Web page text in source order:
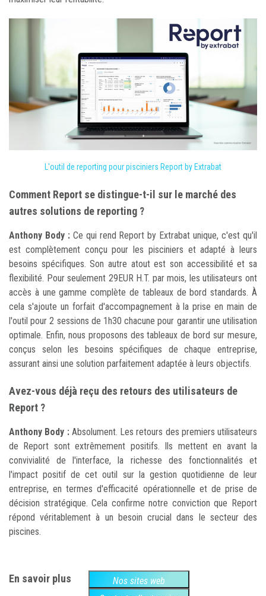
L'outil de reporting pour pisciniers Report by Extrabat
Comment Report se distingue-t-il sur le marché des
autres solutions de reporting ?
Anthony Body :Ce qui rend Report by Extrabat unique, c'est qu'il
est complètement conçu pour les pisciniers et adapté à leurs
besoins spécifiques. Son autre atout est son accessibilité et sa
flexibilité. Pour seulement 29EUR H.T. par mois, les utilisateurs ont
accès à une gamme complète de tableaux de bord standards. À
cela s'ajoute un forfait d'accompagnement à la prise en main de
l'outil pour 2 sessions de 1h30 chacune pour garantir une utilisation
optimale. Enfin, nous proposons des tableaux de bord sur mesure,
conçus selon les besoins spécifiques de chaque entreprise,
assurant ainsi une solution parfaitement adaptée à leurs objectifs.
Avez-vous déjà reçu des retours des utilisateurs de
Report ?
Anthony Body :Absolument. Les retours des premiers utilisateurs
de Report sont extrêmement positifs. Ils mettent en avant la
convivialité de l'interface, la richesse des fonctionnalités et
l'impact positif de cet outil sur la gestion quotidienne de leur
entreprise, en termes d'efficacité opérationnelle et de prise de
décision stratégique. Cela confirme notre conviction que Report
répond véritablement à un besoin crucial dans le secteur des
piscines.
En savoir plus
Nos sites web